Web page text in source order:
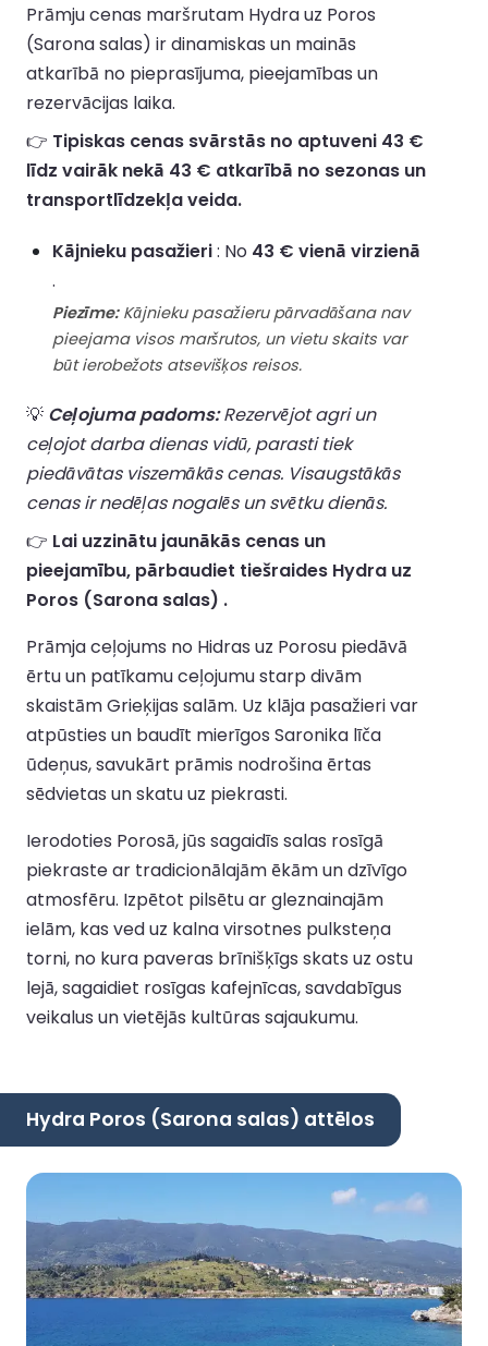
Prāmju cenas maršrutam Hydra uz Poros
(Sarona salas) ir dinamiskas un mainās
atkarībā no pieprasījuma, pieejamības un
rezervācijas laika.
👉 Tipiskas cenas svārstās no aptuveni 43 €
līdz vairāk nekā 43 € atkarībā no sezonas un
transportlīdzekļa veida.
Kājnieku pasažieri: No 43 € vienā virzienā
.
Piezīme:Kājnieku pasažieru pārvadāšana nav
pieejama visos maršrutos, un vietu skaits var
būt ierobežots atsevišķos reisos.
💡 Ceļojuma padoms:Rezervējot agri un
ceļojot darba dienas vidū, parasti tiek
piedāvātas viszemākās cenas. Visaugstākās
cenas ir nedēļas nogalēs un svētku dienās.
👉 Lai uzzinātu jaunākās cenas un
pieejamību, pārbaudiet tiešraides Hydra uz
Poros (Sarona salas) .
Prāmja ceļojums no Hidras uz Porosu piedāvā
ērtu un patīkamu ceļojumu starp divām
skaistām Grieķijas salām. Uz klāja pasažieri var
atpūsties un baudīt mierīgos Saronika līča
ūdeņus, savukārt prāmis nodrošina ērtas
sēdvietas un skatu uz piekrasti.
Ierodoties Porosā, jūs sagaidīs salas rosīgā
piekraste ar tradicionālajām ēkām un dzīvīgo
atmosfēru. Izpētot pilsētu ar gleznainajām
ielām, kas ved uz kalna virsotnes pulksteņa
torni, no kura paveras brīnišķīgs skats uz ostu
lejā, sagaidiet rosīgas kafejnīcas, savdabīgus
veikalus un vietējās kultūras sajaukumu.
Hydra Poros (Sarona salas) attēlos